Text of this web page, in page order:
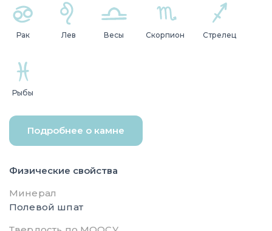
Рак Лев Весы Скорпион Стрелец
Рыбы
Подробнее о камне
Физические свойства
Минерал
Полевой шпат